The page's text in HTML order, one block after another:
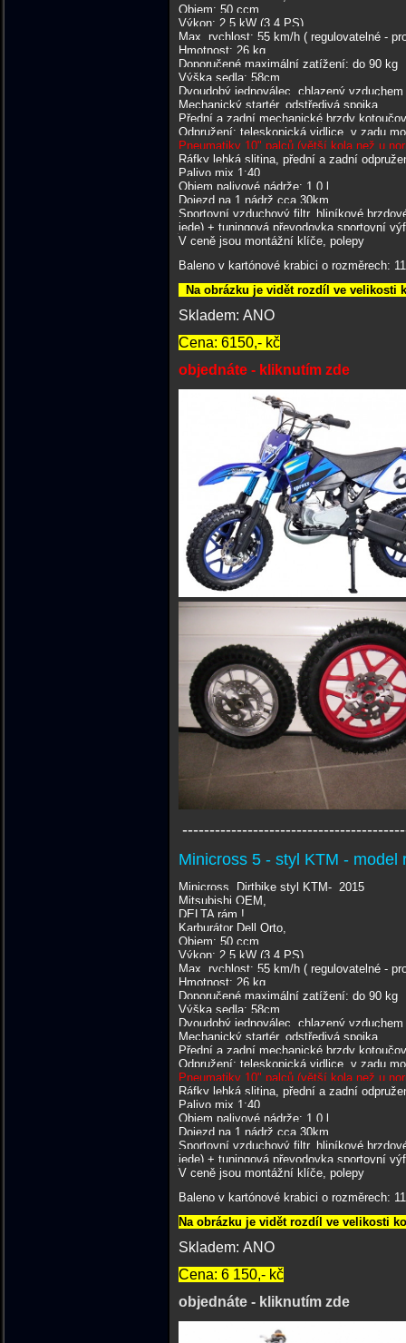
Objem: 50 ccm
Výkon: 2,5 kW (3.4 PS)
Max. rychlost: 55 km/h ( regulovatelné -
Hmotnost: 26 kg
Doporučené maximální zatížení: do 90 kg
Výška sedla: 58cm
Dvoudobý jednoválec, chlazený vzduchem
Mechanický startér, odstředivá spojka
Přední a zadní mechanické brzdy
Odpružení: teleskopická vidlice, v zadu
Pneumatiky 10" palců (větší kola než u
Ráfky lehká slitina, přední a zadní
Palivo mix 1:40
Objem palivové nádrže: 1,0 l
Dojezd na 1 nádrž cca 30km
Sportovní vzduchový filtr, hliníkové
jede) + tuningová převodovka sportovní
V ceně jsou montážní klíče, polepy
Baleno v kartónové krabici o rozměrech:
Na obrázku je vidět rozdíl ve velikosti
Skladem: ANO
Cena: 6150,- kč
objednáte - kliknutím zde
Minicross 5 - styl KTM - model
Minicross, Dirtbike styl KTM- 2015
Mitsubishi OEM,
DELTA rám !
Karburátor Dell Orto,
Objem: 50 ccm
Výkon: 2,5 kW (3.4 PS)
Max. rychlost: 55 km/h ( regulovatelné -
Hmotnost: 26 kg
Doporučené maximální zatížení: do 90 kg
Výška sedla: 58cm
Dvoudobý jednoválec, chlazený vzduchem
Mechanický startér, odstředivá spojka
Přední a zadní mechanické brzdy
Odpružení: teleskopická vidlice, v zadu
Pneumatiky 10" palců (větší kola než u
Ráfky lehká slitina, přední a zadní
Palivo mix 1:40
Objem palivové nádrže: 1,0 l
Dojezd na 1 nádrž cca 30km
Sportovní vzduchový filtr, hliníkové
jede) + tuningová převodovka sportovní
V ceně jsou montážní klíče, polepy
Baleno v kartónové krabici o rozměrech:
Na obrázku je vidět rozdíl ve velikosti
Skladem: ANO
Cena: 6 150,- kč
objednáte - kliknutím zde